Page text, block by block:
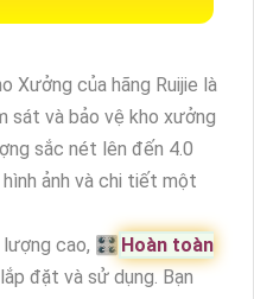
Xưởng của hãng Ruijie là
sát và bảo vệ kho xưởng
sắc nét lên đến 4.0
ảnh và chi tiết một
lượng cao, 🎛 Hoàn toàn
đặt và sử dụng. Bạn